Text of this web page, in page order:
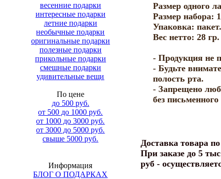
весенние подарки
интересные подарки
летние подарки
необычные подарки
оригинальные подарки
полезные подарки
прикольные подарки
смешные подарки
удивительные вещи
По цене
до 500 руб.
от 500 до 1000 руб.
от 1000 до 3000 руб.
от 3000 до 5000 руб.
свыше 5000 руб.
Информация
БЛОГ О ПОДАРКАХ
Размер одного
Размер набора:
Упаковка: пакет.
Вес нетто: 28 гр.
- Продукция не
- Будьте
полость рта.
- Запрещено
без
Доставка товара
При заказе до 5
руб -